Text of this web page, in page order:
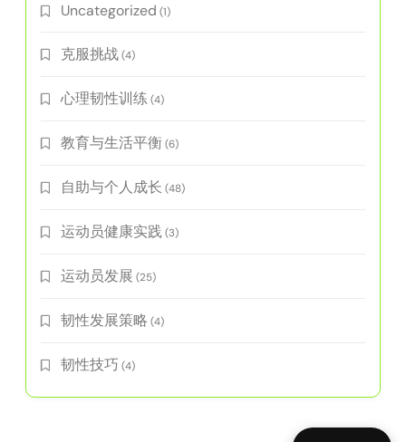
Uncategorized (1)
克服挑战(4)
心理韧性训练 (4)
教育与生活平衡(6)
自助与个人成长 (48)
运动员健康实践(3)
运动员发展 (25)
韧性发展策略 (4)
韧性技巧 (4)